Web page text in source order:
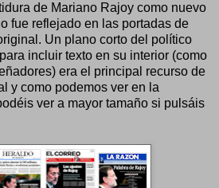
de Mariano Rajoy como nuevo
fue reflejado en las portadas de
Un plano corto del político
incluir texto en su interior (como
era el principal recurso de
y como podemos ver en la
ver a mayor tamaño si pulsáis